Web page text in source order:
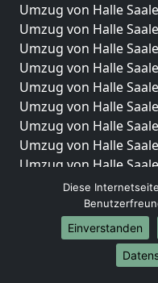
Umzug von Halle
Umzug von Halle
Umzug von Halle
Umzug von Halle
Umzug von Halle
Umzug von Halle
Umzug von Halle
Umzug von Halle
Umzug von Halle
Umzug von Halle
Umzug von Halle
Internationale-
Umzug von Halle
Diese
Einverstanden